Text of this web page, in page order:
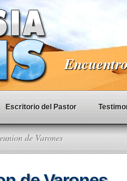
Escritorio del Pastor
de Varones